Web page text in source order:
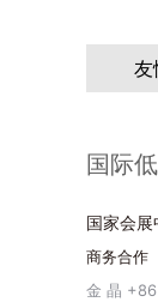
友
国际
国家会
商务合作
金 晶